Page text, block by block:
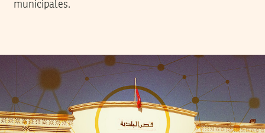
municipales.